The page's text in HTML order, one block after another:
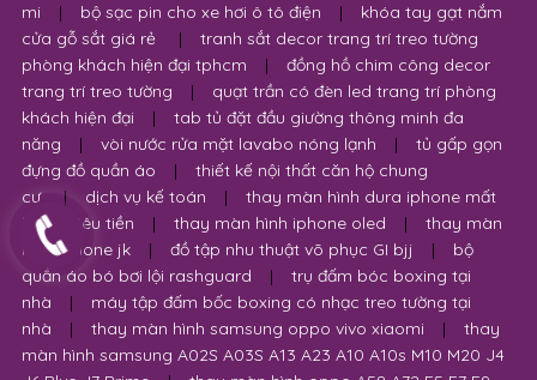
mi
| bộ sạc pin cho xe hơi ô tô điện |
khóa tay gạt nắm
cửa gỗ sắt giá rẻ
|
tranh sắt decor trang trí treo tường
phòng khách hiện đại tphcm
|
đồng hồ chim công decor
trang trí treo tường
|
quạt trần có đèn led trang trí phòng
khách hiện đại
|
tab tủ đặt đầu giường thông minh đa
năng
| vòi nước rửa mặt lavabo nóng lạnh |
tủ gấp gọn
đựng đồ quần áo
|
thiết kế nội thất căn hộ chung
cư
| dịch vụ kế toán |
thay màn hình dura iphone mất
bao nhiêu tiền
| thay màn hình iphone oled |
thay màn
hình iphone jk
| đồ tập nhu thuật võ phục GI bjj |
bộ
quần áo bó bơi lội rashguard
|
trụ đấm bóc boxing tại
nhà
|
máy tập đấm bốc boxing có nhạc treo tường tại
nhà
| thay màn hình samsung oppo vivo xiaomi |
thay
màn hình samsung A02S A03S A13 A23 A10 A10s M10 M20 J4